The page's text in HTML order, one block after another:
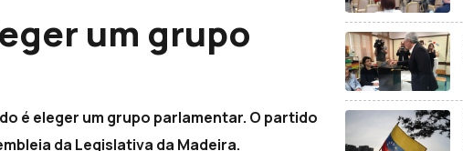
um grupo
é eleger um grupo parlamentar. O partido
da Legislativa da Madeira.